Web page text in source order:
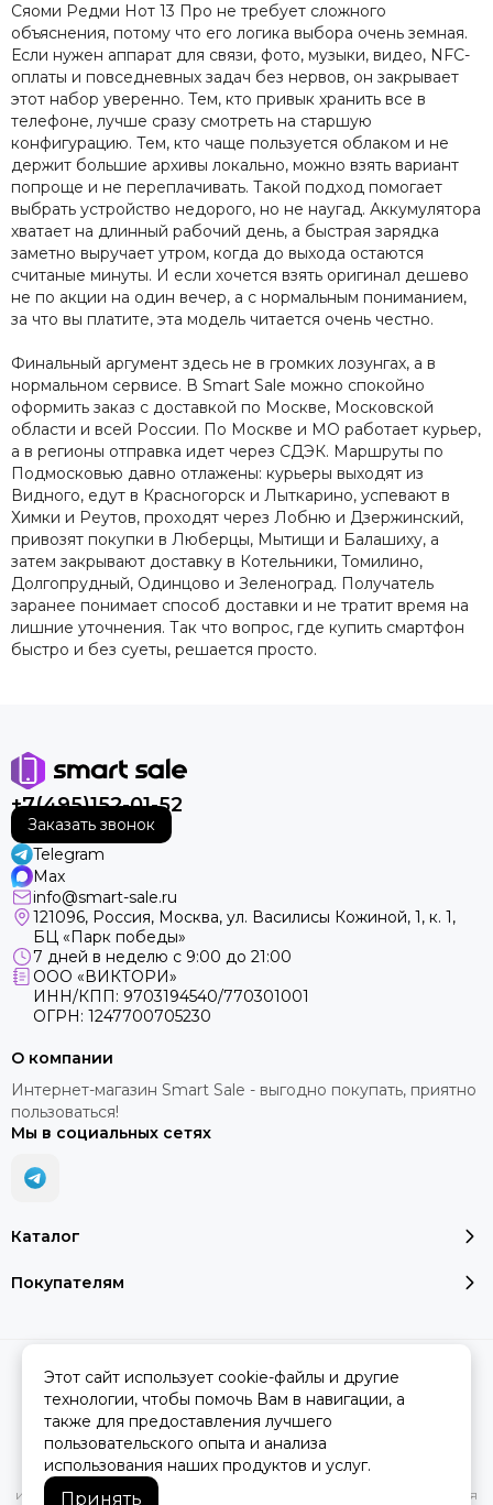
Сяоми Редми Нот 13 Про не требует сложного
объяснения, потому что его логика выбора очень земная.
Если нужен аппарат для связи, фото, музыки, видео, NFC-
оплаты и повседневных задач без нервов, он закрывает
этот набор уверенно. Тем, кто привык хранить все в
телефоне, лучше сразу смотреть на старшую
конфигурацию. Тем, кто чаще пользуется облаком и не
держит большие архивы локально, можно взять вариант
попроще и не переплачивать. Такой подход помогает
выбрать устройство недорого, но не наугад. Аккумулятора
хватает на длинный рабочий день, а быстрая зарядка
заметно выручает утром, когда до выхода остаются
считаные минуты. И если хочется взять оригинал дешево
не по акции на один вечер, а с нормальным пониманием,
за что вы платите, эта модель читается очень честно.
Финальный аргумент здесь не в громких лозунгах, а в
нормальном сервисе. В Smart Sale можно спокойно
оформить заказ с доставкой по Москве, Московской
области и всей России. По Москве и МО работает курьер,
а в регионы отправка идет через СДЭК. Маршруты по
Подмосковью давно отлажены: курьеры выходят из
Видного, едут в Красногорск и Лыткарино, успевают в
Химки и Реутов, проходят через Лобню и Дзержинский,
привозят покупки в Люберцы, Мытищи и Балашиху, а
затем закрывают доставку в Котельники, Томилино,
Долгопрудный, Одинцово и Зеленоград. Получатель
заранее понимает способ доставки и не тратит время на
лишние уточнения. Так что вопрос, где купить смартфон
быстро и без суеты, решается просто.
+7(495)152-01-52
Заказать звонок
Telegram
Max
info@smart-sale.ru
121096, Россия, Москва, ул. Василисы Кожиной, 1, к. 1,
БЦ «Парк победы»
7 дней в неделю с 9:00 до 21:00
ООО «ВИКТОРИ»
ИНН/КПП: 9703194540/770301001
ОГРН: 1247700705230
Каталог
Покупателям
О компании
Интернет-магазин Smart Sale - выгодно покупать, приятно
пользоваться!
Мы в социальных сетях
2026 © SMART SALE.Карта сайта
характеристик, стоимости товаров и услуг, носит
информационный характер и ни при каких условиях не является
Этот сайт использует cookie-файлы и другие
технологии, чтобы помочь Вам в навигации, а
также для предоставления лучшего
пользовательского опыта и анализа
использования наших продуктов и услуг.
Принять